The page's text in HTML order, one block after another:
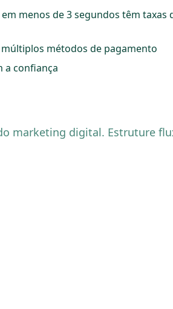
menos de 3 segundos têm taxas
métodos de pagamento
a confiança
marketing digital. Estruture